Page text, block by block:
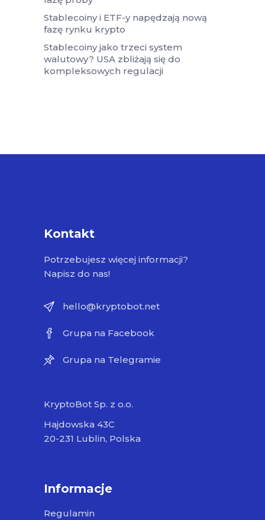
Stablecoiny i ETF-y napędzają nową
fazę rynku krypto
Stablecoiny jako trzeci system
walutowy? USA zbliżają się do
kompleksowych regulacji
Kontakt
Potrzebujesz więcej informacji?
Napisz do nas!
hello@kryptobot.net
Grupa na Facebook
Grupa na Telegramie
KryptoBot Sp. z o.o.
Hajdowska 43C
20-231 Lublin, Polska
Informacje
Regulamin